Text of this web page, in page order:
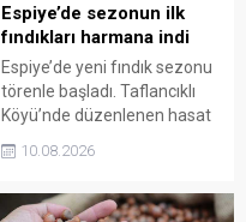
Espiye’de sezonun ilk
fındıkları harmana indi
Espiye’de yeni fındık sezonu
törenle başladı. Taflancıklı
Köyü’nde düzenlenen hasat
bahçeye girerken, sezonun
horon eşliğinde toplanarak
10.08.2026